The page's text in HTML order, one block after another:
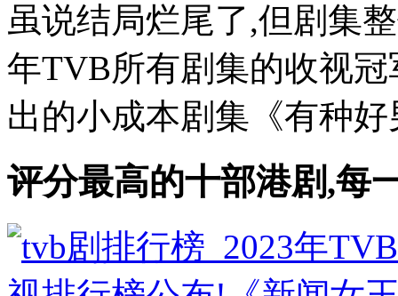
虽说结局烂尾了,但剧集
年TVB所有剧集的收视
出的小成本剧集《有种
评分最高的十部港剧,每